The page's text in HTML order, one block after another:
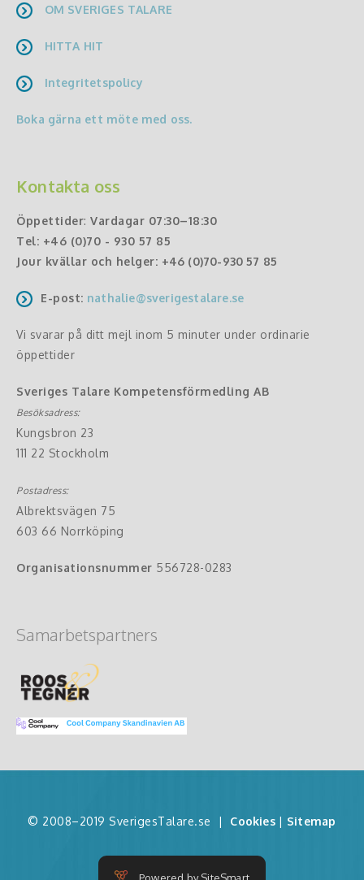
OM SVERIGES TALARE
HITTA HIT
Integritetspolicy
Boka gärna ett möte med oss.
Kontakta oss
Öppettider: Vardagar 07:30–18:30
Tel: +46 (0)70 - 930 57 85
Jour kvällar och helger: +46 (0)70-930 57 85
E-post: nathalie@sverigestalare.se
Vi svarar på ditt mejl inom 5 minuter under ordinarie
öppettider
Sveriges Talare Kompetensförmedling AB
Besöksadress:
Kungsbron 23
111 22 Stockholm
Postadress:
Albrektsvägen 75
603 66 Norrköping
Organisationsnummer 556728-0283
Samarbetspartners
© 2008–2019 SverigesTalare.se | Cookies | Sitemap